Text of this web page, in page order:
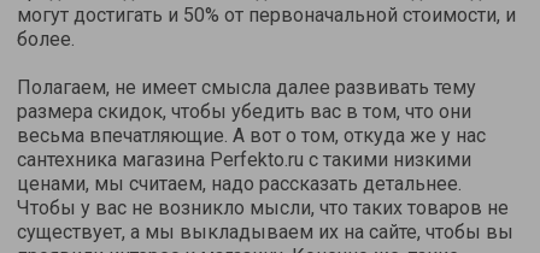
могут достигать и 50% от первоначальной стоимости, и
более.
Полагаем, не имеет смысла далее развивать тему
размера скидок, чтобы убедить вас в том, что они
весьма впечатляющие. А вот о том, откуда же у нас
сантехника магазина Perfekto.ru с такими низкими
ценами, мы считаем, надо рассказать детальнее.
Чтобы у вас не возникло мысли, что таких товаров не
существует, а мы выкладываем их на сайте, чтобы вы